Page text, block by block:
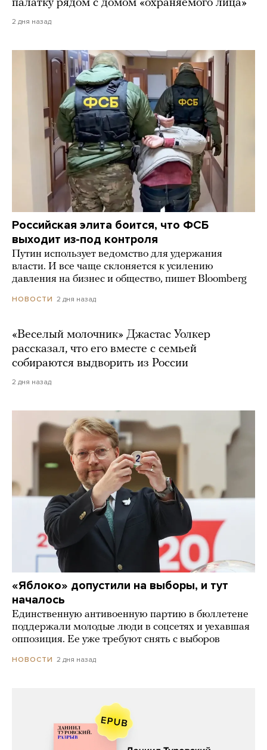
палатку рядом с домом «охраняемого лица»
2 дня назад
Российская элита боится, что ФСБ
выходит из-под контроля
Путин использует ведомство для удержания
власти. И все чаще склоняется к усилению
давления на бизнес и общество, пишет Bloomberg
НОВОСТИ 2 дня назад
«Веселый молочник» Джастас Уолкер
рассказал, что его вместе с семьей
собираются выдворить из России
2 дня назад
«Яблоко» допустили на выборы, и тут
началось
Единственную антивоенную партию в бюллетене
поддержали молодые люди в соцсетях и уехавшая
оппозиция. Ее уже требуют снять с выборов
НОВОСТИ 2 дня назад